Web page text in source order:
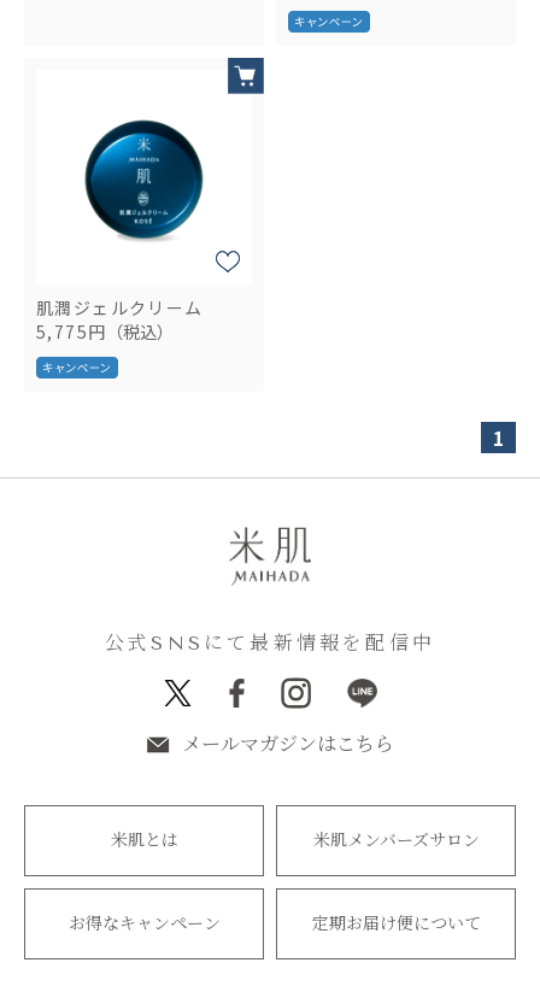
肌潤ジェルクリーム
5,775円 （税込）
1
公式SNSにて最新情報を配信中
メールマガジンはこちら
米肌とは 米肌メンバーズサロン
お得なキャンペーン 定期お届け便について